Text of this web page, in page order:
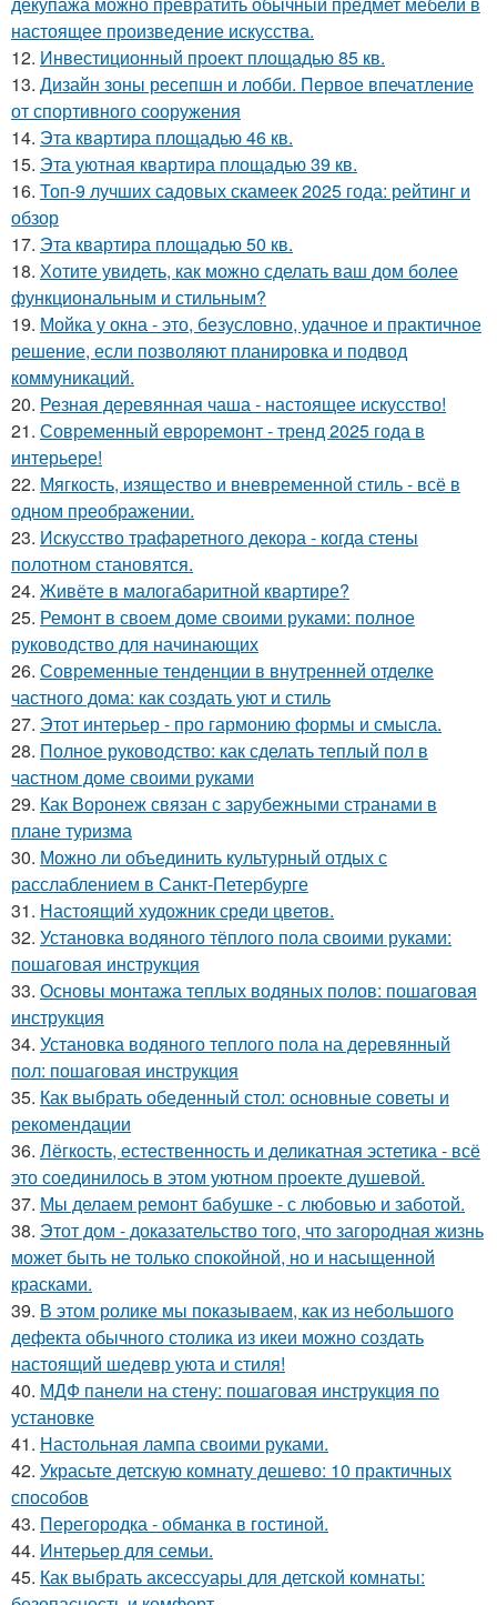
настоящее произведение искусства.
12. Инвестиционный проект площадью 85 кв.
13. Дизайн зоны ресепшн и лобби. Первое впечатление
от спортивного сооружения
14. Эта квартира площадью 46 кв.
15. Эта уютная квартира площадью 39 кв.
16. Топ-9 лучших садовых скамеек 2025 года: рейтинг и
обзор
17. Эта квартира площадью 50 кв.
18. Хотите увидеть, как можно сделать ваш дом более
функциональным и стильным?
19. Мойка у окна - это, безусловно, удачное и практичное
решение, если позволяют планировка и подвод
коммуникаций.
20. Резная деревянная чаша - настоящее искусство!
21. Современный евроремонт - тренд 2025 года в
интерьере!
22. Мягкость, изящество и вневременной стиль - всё в
одном преображении.
23. Искусство трафаретного декора - когда стены
полотном становятся.
24. Живёте в малогабаритной квартире?
25. Ремонт в своем доме своими руками: полное
руководство для начинающих
26. Современные тенденции в внутренней отделке
частного дома: как создать уют и стиль
27. Этот интерьер - про гармонию формы и смысла.
28. Полное руководство: как сделать теплый пол в
частном доме своими руками
29. Как Воронеж связан с зарубежными странами в
плане туризма
30. Можно ли объединить культурный отдых с
расслаблением в Санкт-Петербурге
31. Настоящий художник среди цветов.
32. Установка водяного тёплого пола своими руками:
пошаговая инструкция
33. Основы монтажа теплых водяных полов: пошаговая
инструкция
34. Установка водяного теплого пола на деревянный
пол: пошаговая инструкция
35. Как выбрать обеденный стол: основные советы и
рекомендации
36. Лёгкость, естественность и деликатная эстетика - всё
это соединилось в этом уютном проекте душевой.
37. Мы делаем ремонт бабушке - с любовью и заботой.
38. Этот дом - доказательство того, что загородная жизнь
может быть не только спокойной, но и насыщенной
красками.
39. В этом ролике мы показываем, как из небольшого
дефекта обычного столика из икеи можно создать
настоящий шедевр уюта и стиля!
40. МДФ панели на стену: пошаговая инструкция по
установке
41. Настольная лампа своими руками.
42. Украсьте детскую комнату дешево: 10 практичных
способов
43. Перегородка - обманка в гостиной.
44. Интерьер для семьи.
45. Как выбрать аксессуары для детской комнаты: